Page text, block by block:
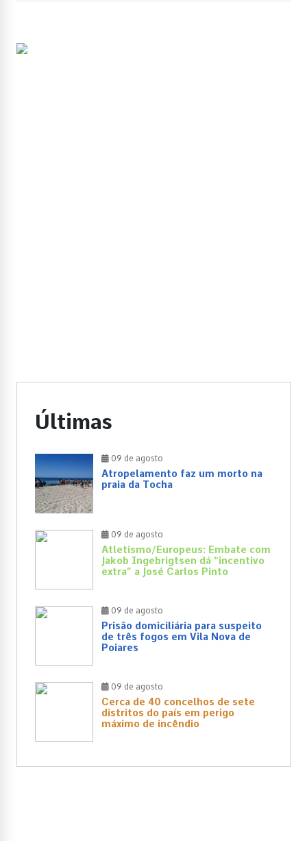
Últimas
09 de agosto
Atropelamento faz um morto na
praia da Tocha
09 de agosto
Atletismo/Europeus: Embate com
Jakob Ingebrigtsen dá “incentivo
extra” a José Carlos Pinto
09 de agosto
Prisão domiciliária para suspeito
de três fogos em Vila Nova de
Poiares
09 de agosto
Cerca de 40 concelhos de sete
distritos do país em perigo
máximo de incêndio